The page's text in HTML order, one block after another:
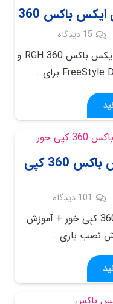
15 دیدگاه
دانلود برنامه FreeStyle Dash برای ایکس باکس 360 RGH و
آموزش نصب بازی در ایکس باکس 360 کپی
101 دیدگاه
نحوه نصب بازی در ایکس باکس 360 کپی خور + آموزش
نصب بازی…